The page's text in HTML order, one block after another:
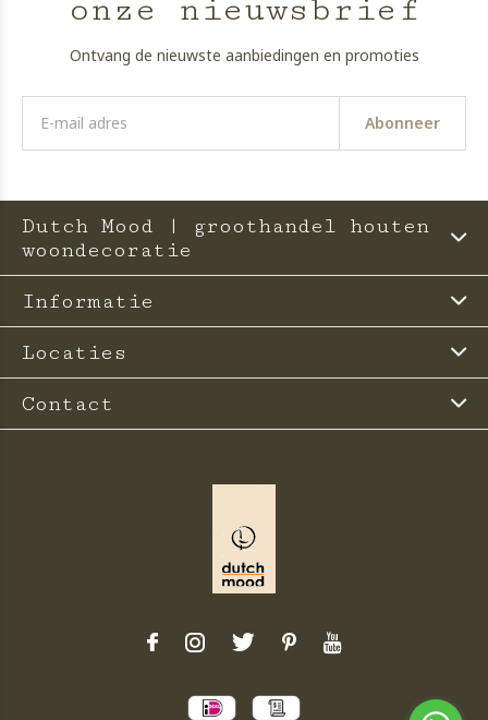
onze nieuwsbrief
Ontvang de nieuwste aanbiedingen en promoties
Abonneer
Dutch Mood | groothandel houten
woondecoratie
Informatie
Locaties
Contact